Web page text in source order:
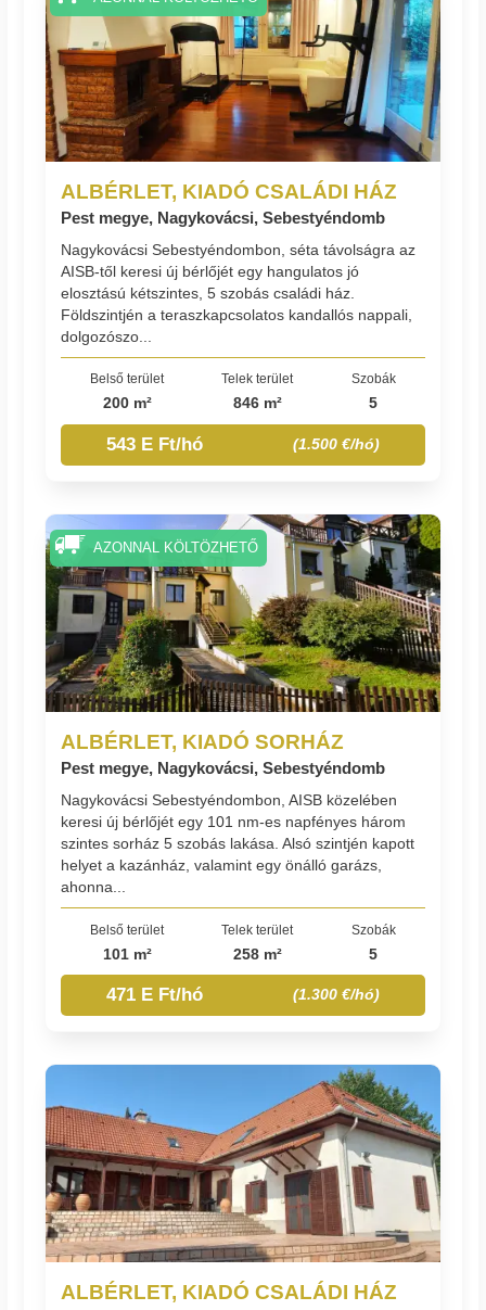
ALBÉRLET, KIADÓ CSALÁDI HÁZ
Pest megye, Nagykovácsi, Sebestyéndomb
Nagykovácsi Sebestyéndombon, séta távolságra az
AISB-től keresi új bérlőjét egy hangulatos jó
elosztású kétszintes, 5 szobás családi ház.
Földszintjén a teraszkapcsolatos kandallós nappali,
dolgozószo...
Belső terület
200 m²
Telek terület
846 m²
Szobák
5
543 E Ft/hó (1.500 €/hó)
ALBÉRLET, KIADÓ SORHÁZ
Pest megye, Nagykovácsi, Sebestyéndomb
Nagykovácsi Sebestyéndombon, AISB közelében
keresi új bérlőjét egy 101 nm-es napfényes három
szintes sorház 5 szobás lakása. Alsó szintjén kapott
helyet a kazánház, valamint egy önálló garázs,
ahonna...
Belső terület
101 m²
Telek terület
258 m²
Szobák
5
471 E Ft/hó (1.300 €/hó)
AZONNAL KÖLTÖZHETŐ
ALBÉRLET, KIADÓ CSALÁDI HÁZ